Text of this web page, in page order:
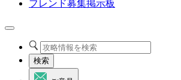
フレンド募集掲示板
検索